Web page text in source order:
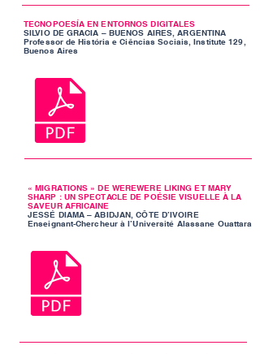
TECNOPOESÍA EN ENTORNOS DIGITALES
SILVIO DE GRACIA – BUENOS AIRES, ARGENTINA
Professor de História e Ciências Sociais, Institute 129,
Buenos Aires
« MIGRATIONS » DE WEREWERE LIKING ET MARY
SHARP : UN SPECTACLE DE POÉSIE VISUELLE À LA
SAVEUR AFRICAINE
JESSÉ DIAMA – ABIDJAN, CÔTE D’IVOIRE
Enseignant-Chercheur à l’Université Alassane Ouattara